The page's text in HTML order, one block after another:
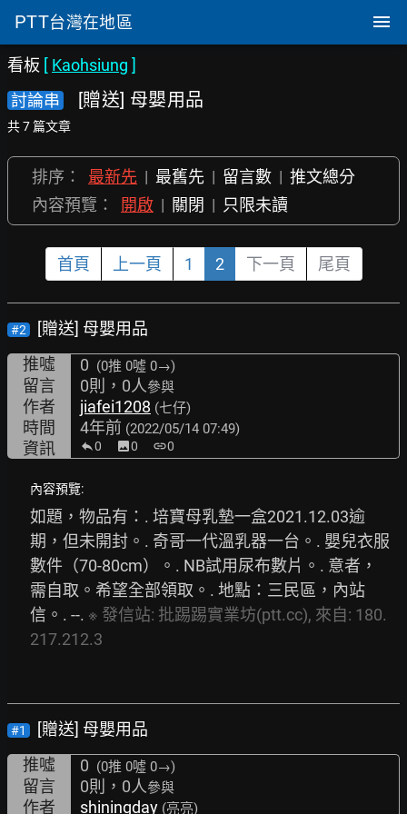
PTT台灣在地區
看板 [ Kaohsiung ]
討論串
[贈送] 母嬰用品
共 7 篇文章
排序： 最新先 | 最舊先 | 留言數 | 推文總分
內容預覽：
開啟 | 關閉 | 只限未讀
首頁 上一頁 1 2 下一頁 尾頁
#2
[贈送] 母嬰用品
推噓
0 (0推 0噓 0→)
留言 0則，0人參與
作者 jiafei1208 (七仔)
時間 4年前 (2022/05/14 07:49)
資訊 0 image0 link0
內容預覽:
如題，物品有：. 培寶母乳墊一盒2021.12.03逾
期，但未開封。. 奇哥一代溫乳器一台。. 嬰兒衣服
數件（70-80cm）。. NB試用尿布數片。. 意者，
需自取。希望全部領取。. 地點：三民區，內站
信。. --. ※ 發信站: 批踢踢實業坊(ptt.cc), 來自: 180.
217.212.3
#1
[贈送] 母嬰用品
推噓
0 (0推 0噓 0→)
留言 0則，0人參與
作者 shiningday (亮亮)